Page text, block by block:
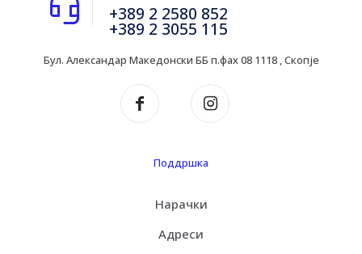
+389 2 2580 852
+389 2 3055 115
Бул. Александар Македонски ББ п.фах 08 1118 , Скопје
Поддршка
Нарачки
Адреси